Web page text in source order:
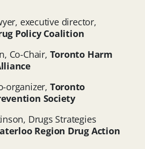
executive director,
Policy Coalition
Co-Chair, Toronto Harm
organizer, Toronto
Society
Drugs Strategies
Region Drug Action